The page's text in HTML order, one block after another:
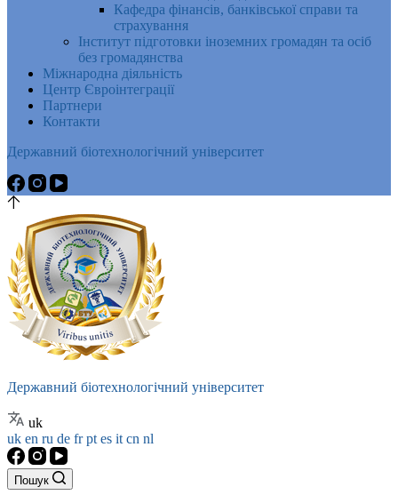
Кафедра фінансів, банківської справи та
страхування
Інститут підготовки іноземних громадян та осіб
без громадянства
Міжнародна діяльність
Центр Євроінтеграції
Партнери
Контакти
Державний біотехнологічний університет
Державний біотехнологічний університет
uk
uk en ru de frpt es it cn nl
Пошук